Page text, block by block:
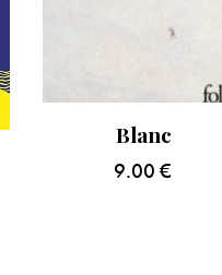
Blanc
9.00 €